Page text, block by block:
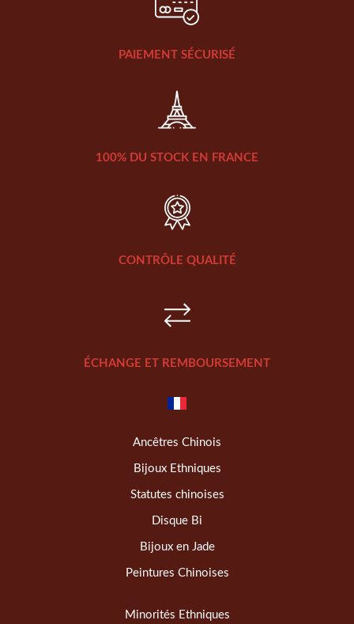
PAIEMENT SÉCURISÉ
100% DU STOCK EN FRANCE
CONTRÔLE QUALITÉ
ÉCHANGE ET REMBOURSEMENT
Ancêtres Chinois
Bijoux Ethniques
Statutes chinoises
Disque Bi
Bijoux en Jade
Peintures Chinoises
Minorités Ethniques